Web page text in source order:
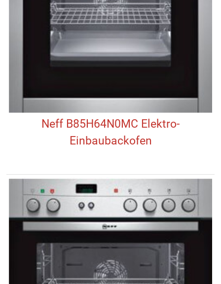
Neff B85H64N0MC Elektro-
Einbaubackofen